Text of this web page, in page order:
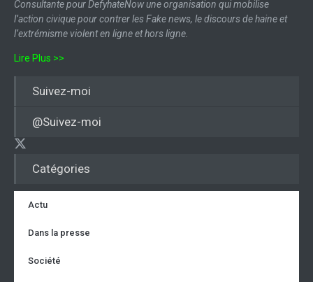
Catégories
Actu
Dans la presse
Société
Consultante pour DefyhateNow une organisation qui mobilise
l’action civique pour contrer les Fake news, le discours de haine et
l’extrémisme violent en ligne et hors ligne.
Lire Plus >>
Suivez-moi
@Suivez-moi